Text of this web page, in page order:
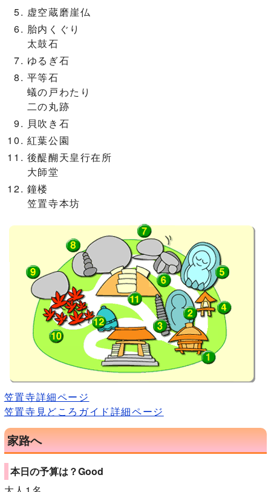
虚空蔵磨崖仏
胎内くぐり
太鼓石
ゆるぎ石
平等石
蟻の戸わたり
二の丸跡
貝吹き石
紅葉公園
後醍醐天皇行在所
大師堂
鐘楼
笠置寺本坊
笠置寺詳細ページ
笠置寺見どころガイド詳細ページ
家路へ
本日の予算は？Good